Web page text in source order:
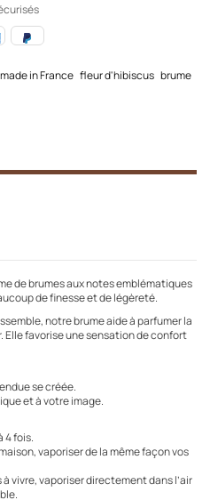
made in France fleur d'hibiscus brume
de brumes aux notes emblématiques
de finesse et de légèreté.
notre brume aide à parfumer la
Elle favorise une sensation de confort
se créée.
et à votre image.
4 fois.
vaporiser de la même façon vos
vivre, vaporiser directement dans l’air